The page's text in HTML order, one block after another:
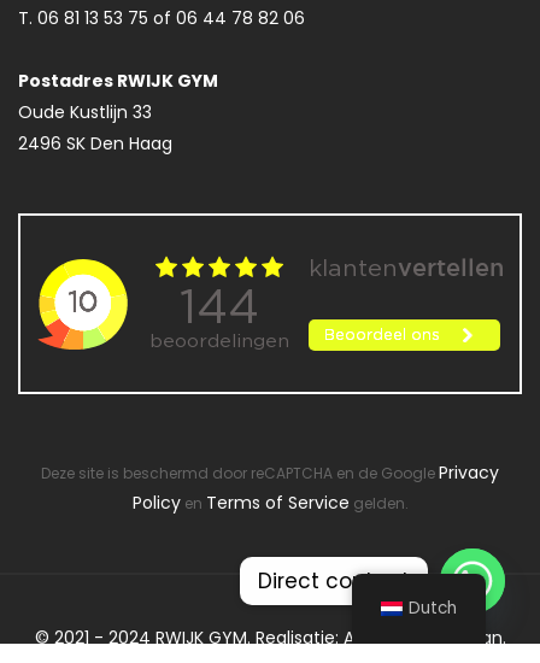
T. 06 81 13 53 75 of 06 44 78 82 06
Postadres RWIJK GYM
Oude Kustlijn 33
2496 SK Den Haag
Deze site is beschermd door reCAPTCHA en de GooglePrivacy
Policyen Terms of Service gelden.
© 2021 - 2024 RWIJK GYM. Realisatie: ATsites Webdesign.
Dutch
Direct contact